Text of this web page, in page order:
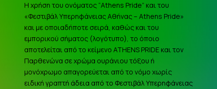
Η χρήση του ονόματος “Athens Pride” και του
«Φεστιβάλ Υπερηφάνειας Αθήνας – Athens Pride»
και με οποιαδήποτε σειρά, καθώς και του
εμπορικού σήματος (λογότυπο), το όποιο
αποτελείται από το κείμενο ATHENS PRIDE και τον
Παρθενώνα σε χρώμα ουράνιου τόξου ή
μονόχρωμο απαγορεύεται από το νόμο χωρίς
ειδική γραπτή άδεια από το Φεστιβάλ Υπερηφάνειας